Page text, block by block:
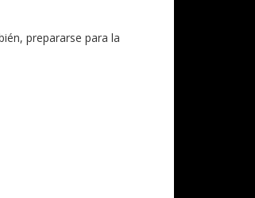
prepararse para la